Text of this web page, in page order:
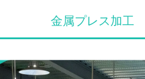
金属プレス加工